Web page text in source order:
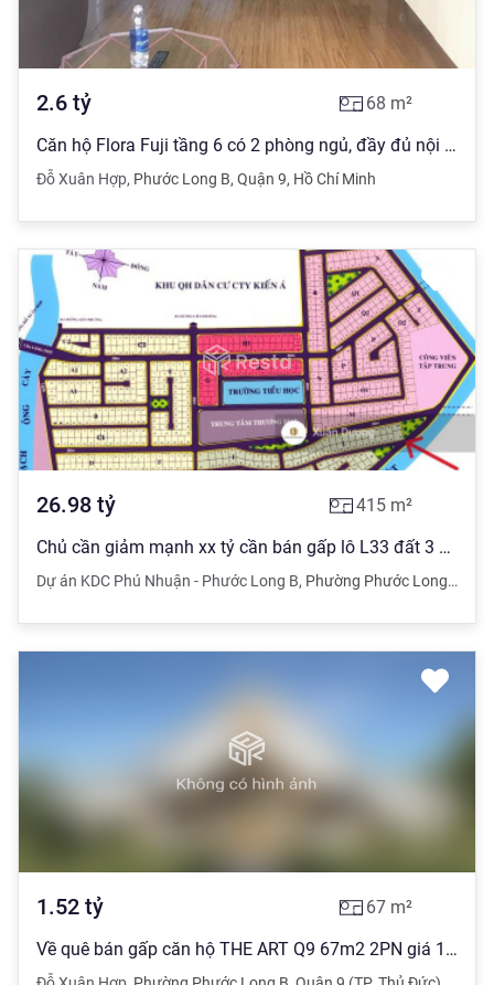
2.6 tỷ 68 m²
Căn hộ Flora Fuji tầng 6 có 2 phòng ngủ, đầy đủ nội thất.
Đỗ Xuân Hợp, Phước Long B, Quận 9, Hồ Chí Minh
26.98 tỷ 415 m²
Chủ cần giảm mạnh xx tỷ cần bán gấp lô L33 đất 3 mặt tiền giá giảm từ 80tr xuống 65tr/m2
Dự án KDC Phú Nhuận - Phước Long B, Phường Phước Long B
1.52 tỷ 67 m²
Về quê bán gấp căn hộ THE ART Q9 67m2 2PN giá 1 tỷ 520